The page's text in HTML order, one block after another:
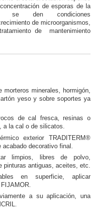
de esporas de la
den condiciones
de microorganismos,
de mantenimiento
morteros minerales, hormigón,
yeso y sobre soportes ya
de cal fresca, resinas o
a la cal o de silicatos.
exterior TRADITERM®
decorativo final.
limpios, libres de polvo,
pinturas antiguas, aceites, etc.
en superficie, aplicar
a su aplicación, una